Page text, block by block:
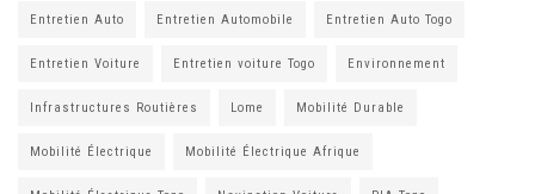
Entretien Auto Entretien Automobile Entretien Auto Togo
Entretien Voiture Entretien voiture Togo Environnement
Infrastructures Routières Lome Mobilité Durable
Mobilité Électrique Mobilité Électrique Afrique